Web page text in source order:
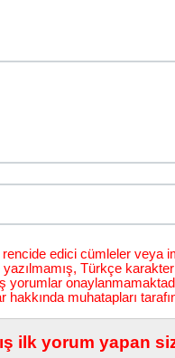
edici cümleler veya
Türkçe
yorumlar
hakkında muhatapları
ilk yorum yapan